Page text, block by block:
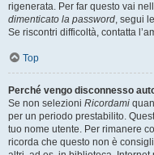
rigenerata. Per far questo vai
dimenticato la password, segui
Se riscontri difficoltà, contatta
Top
Perché vengo disconnesso
Se non selezioni Ricordami
per un periodo prestabilito.
tuo nome utente. Per rimanere
ricorda che questo non è